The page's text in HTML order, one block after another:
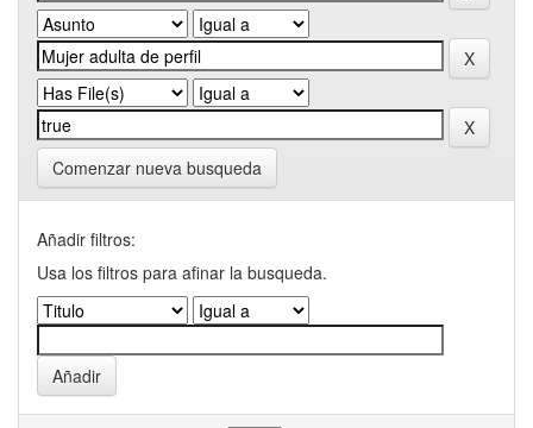
Comenzar nueva busqueda
Añadir filtros:
Usa los filtros para afinar la busqueda.